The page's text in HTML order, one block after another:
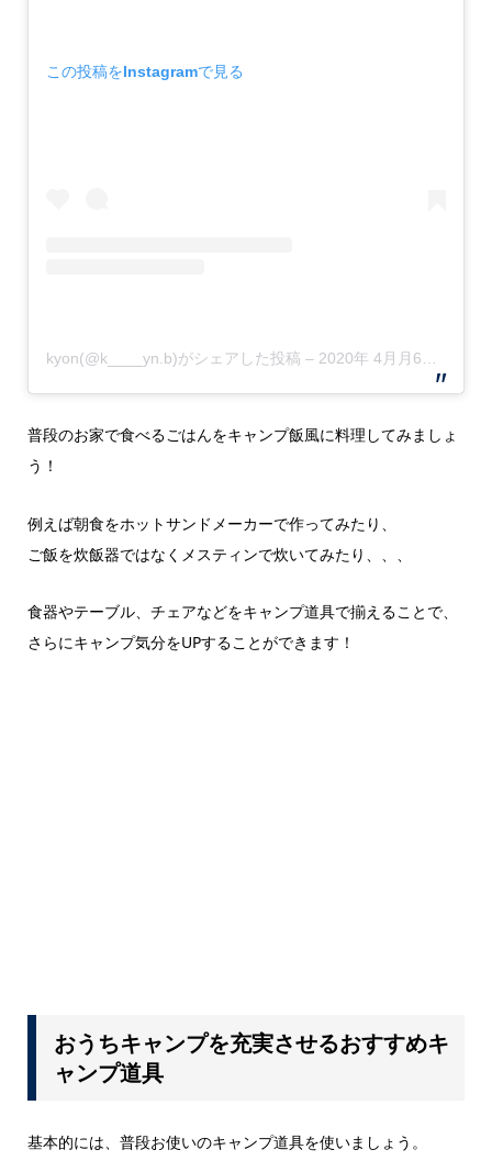
この投稿をInstagramで見る
kyon(@k____yn.b)がシェアした投稿 – 2020年 4月月6日午前4時36分PDT
普段のお家で食べるごはんをキャンプ飯風に料理してみましょ
う！
例えば朝食をホットサンドメーカーで作ってみたり、
ご飯を炊飯器ではなくメスティンで炊いてみたり、、、
食器やテーブル、チェアなどをキャンプ道具で揃えることで、
さらにキャンプ気分をUPすることができます！
おうちキャンプを充実させるおすすめキ
ャンプ道具
基本的には、普段お使いのキャンプ道具を使いましょう。